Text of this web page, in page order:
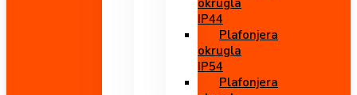
okrugla
IP44
Plafonjera
okrugla
IP54
Plafonjera